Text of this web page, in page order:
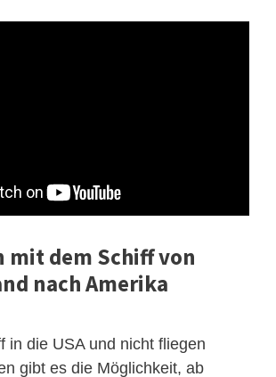
mit dem Schiff von
nach Amerika
in die USA und nicht fliegen
gibt es die Möglichkeit, ab